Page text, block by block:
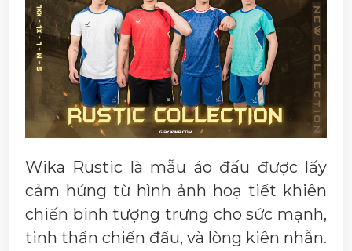
Wika Rustic là mẫu áo đấu được lấy
cảm hứng từ hình ảnh hoạ tiết khiên
chiến binh tượng trưng cho sức mạnh,
tinh thần chiến đấu, và lòng kiên nhẫn.